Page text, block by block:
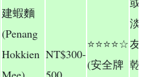
建蝦麵
(Penang
Hokkien NT$300-
⭐⭐⭐⭐☆
(安全牌
淡
友
乾